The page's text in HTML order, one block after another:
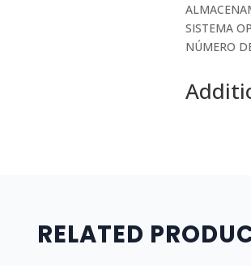
MEMORIA:
4GB,
SSD,
SISTEMA
SISTEMA
NÚMERO
RELATED